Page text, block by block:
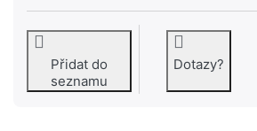
Přidat do
seznamu
Dotazy?